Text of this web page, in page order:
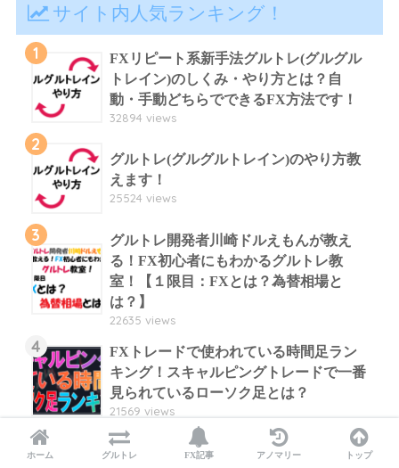
サイト内人気ランキング！
1
FXリピート系新手法グルトレ(グルグル
トレイン)のしくみ・やり方とは？自
動・手動どちらでできるFX方法です！
32894 views
2
グルトレ(グルグルトレイン)のやり方教
えます！
25524 views
3
グルトレ開発者川崎ドルえもんが教え
る！FX初心者にもわかるグルトレ教
室！【１限目：FXとは？為替相場と
は？】
22635 views
4
FXトレードで使われている時間足ラン
キング！スキャルピングトレードで一番
見られているローソク足とは？
21569 views
5
FXトレーダーが見ている時間足ランキ
ホーム グルトレ FX記事 アノマリー トップ